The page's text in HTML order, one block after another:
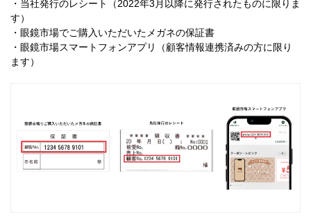
・当社発行のレシート（2022年3月以降に発行されたものに限りま
す）
・眼鏡市場でご購入いただいたメガネの保証書
・眼鏡市場スマートフォンアプリ（顧客情報連携済みの方に限り
ます）